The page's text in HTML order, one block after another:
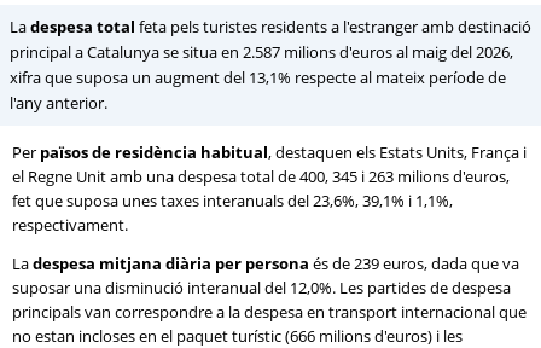
Ladespesa total feta pels turistes residents a l'estranger amb destinació
principal a Catalunya se situa en 2.587 milions d'euros al maig del 2026,
xifra que suposa un augment del 13,1% respecte al mateix període de
l'any anterior.
Per països de residència habitual, destaquen els Estats Units, França i
el Regne Unit amb una despesa total de 400, 345 i 263 milions d'euros,
fet que suposa unes taxes interanuals del 23,6%, 39,1% i 1,1%,
respectivament.
Ladespesa mitjana diària per persona és de 239 euros, dada que va
suposar una disminució interanual del 12,0%. Les partides de despesa
principals van correspondre a la despesa en transport internacional que
no estan incloses en el paquet turístic (666 milions d'euros) i les